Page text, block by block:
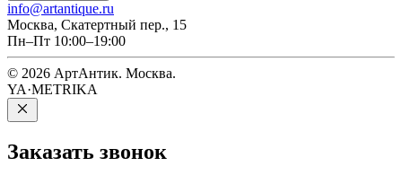
info@artantique.ru
Москва, Скатертный пер., 15
Пн–Пт 10:00–19:00
© 2026 АртАнтик. Москва.
YA·METRIKA
Заказать звонок